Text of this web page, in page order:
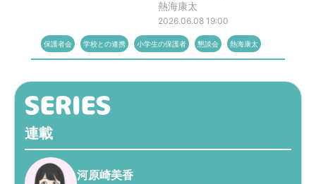
熱海康太
2026.06.08 19:00
保護者会 学校との連携 小学生の保護者 懇談会 熱海康太
連載
河原崎美香